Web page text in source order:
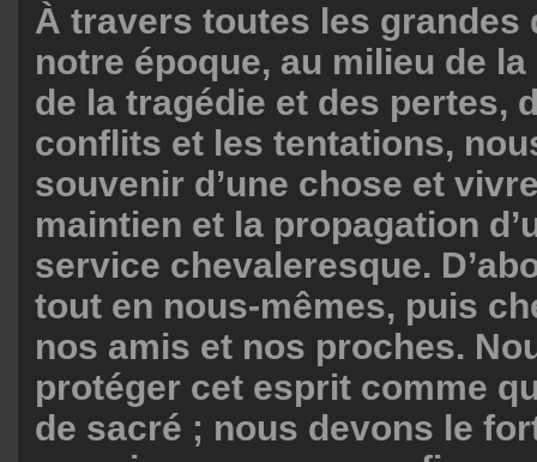
À travers toutes les grandes
notre époque, au milieu de
de la tragédie et des pertes,
conflits et les tentations,
souvenir d’une chose et
maintien et la propagation
service chevaleresque.
tout en nous-mêmes, puis
nos amis et nos proches.
protéger cet esprit comme
de sacré ; nous devons le